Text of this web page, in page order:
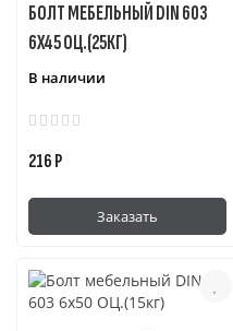
БОЛТ МЕБЕЛЬНЫЙ DIN 603
6Х45 ОЦ.(25КГ)
В наличии
216 Р
Заказать